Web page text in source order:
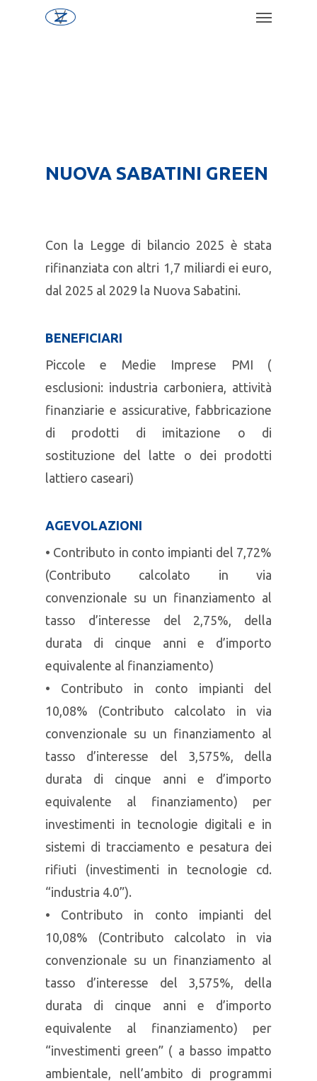
NUOVA SABATINI GREEN
Con la Legge di bilancio 2025 è stata
rifinanziata con altri 1,7 miliardi ei euro,
dal 2025 al 2029 la Nuova Sabatini.
BENEFICIARI
Piccole e Medie Imprese PMI (
esclusioni: industria carboniera, attività
finanziarie e assicurative, fabbricazione
di prodotti di imitazione o di
sostituzione del latte o dei prodotti
lattiero caseari)
AGEVOLAZIONI
• Contributo in conto impianti del 7,72%
(Contributo calcolato in via
convenzionale su un finanziamento al
tasso d’interesse del 2,75%, della
durata di cinque anni e d’importo
equivalente al finanziamento)
• Contributo in conto impianti del
10,08% (Contributo calcolato in via
convenzionale su un finanziamento al
tasso d’interesse del 3,575%, della
durata di cinque anni e d’importo
equivalente al finanziamento) per
investimenti in tecnologie digitali e in
sistemi di tracciamento e pesatura dei
rifiuti (investimenti in tecnologie cd.
“industria 4.0”).
• Contributo in conto impianti del
10,08% (Contributo calcolato in via
convenzionale su un finanziamento al
tasso d’interesse del 3,575%, della
durata di cinque anni e d’importo
equivalente al finanziamento) per
“investimenti green” ( a basso impatto
ambientale, nell’ambito di programmi